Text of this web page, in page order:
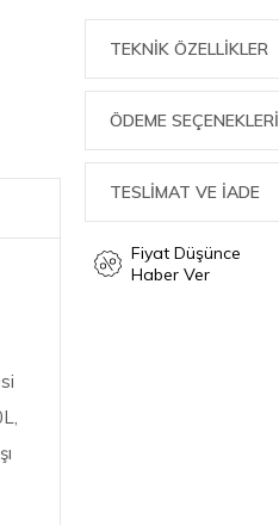
TEKNIK ÖZELLIKLER
ÖDEME SEÇENEKLERI
TESLİMAT VE İADE
Fiyat Düşünce
Haber Ver